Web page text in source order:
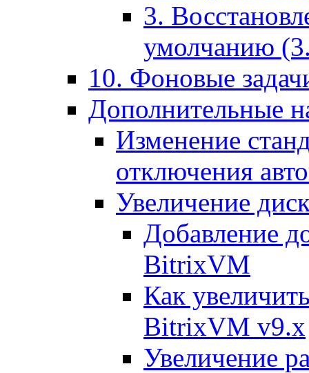
3.
умолчанию
10. Фоновые
Дополнительные
Изменение
отключения
Увеличение
Добавление
BitrixVM
Как
BitrixVM v9.x
Увеличение